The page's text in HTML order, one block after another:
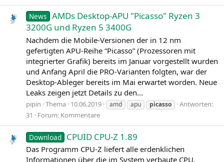
News AMDs Desktop-APU "Picasso" Ryzen 3
3200G und Ryzen 5 3400G
Nachdem die Mobile-Versionen der in 12 nm
gefertigten APU-Reihe “Picasso” (Prozessoren mit
integrierter Grafik) bereits im Januar vorgestellt wurden
und Anfang April die PRO-Varianten folgten, war der
Desktop-Ableger bereits im Mai erwartet worden. Neue
Leaks zeigen jetzt Details zu den...
pipin Thema 10.06.2019 amd apu picasso
Antworten:
31
Forum: Kommentare
Download CPUID CPU-Z 1.89
Das Programm CPU‑Z liefert alle erdenklichen
Informationen über die im System verbaute CPU.